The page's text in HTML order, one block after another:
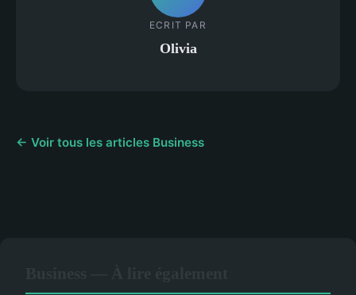
ECRIT PAR
Olivia
← Voir tous les articles Business